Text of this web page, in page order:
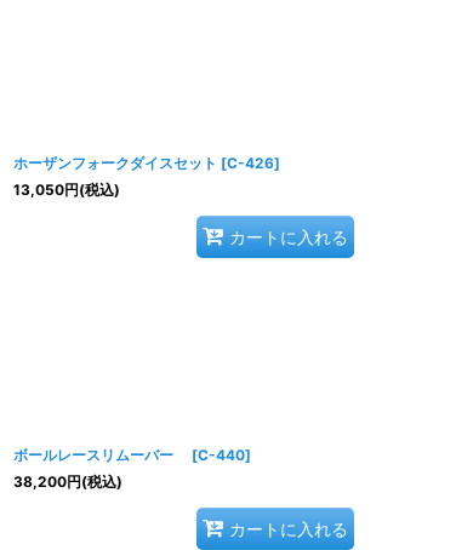
ホーザンフォークダイスセット [C-426]
13,050円(税込)
カートに入れる
ボールレースリムーバー [C-440]
38,200円(税込)
カートに入れる